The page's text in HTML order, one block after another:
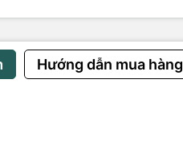
Hướng dẫn mua hàng